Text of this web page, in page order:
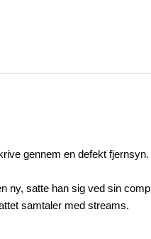
gennem en defekt fjernsyn.
ny, satte han sig ved sin
samtaler med streams.